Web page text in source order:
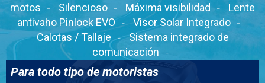
motos
Silencioso Máxima visibilidad
Lente
antivaho Pinlock EVO
Visor Solar Integrado
Calotas / Tallaje
Sistema integrado de
comunicación
Para todo tipo de motoristas